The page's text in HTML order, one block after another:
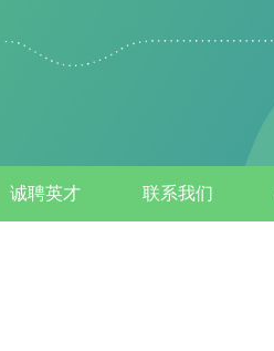
诚聘英才 联系我们